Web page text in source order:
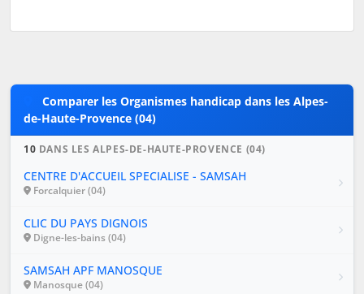
Comparer les Organismes handicap dans les Alpes-
de-Haute-Provence (04)
10 DANS LES ALPES-DE-HAUTE-PROVENCE (04)
CENTRE D'ACCUEIL SPECIALISE - SAMSAH
Forcalquier (04)
CLIC DU PAYS DIGNOIS
Digne-les-bains (04)
SAMSAH APF MANOSQUE
Manosque (04)